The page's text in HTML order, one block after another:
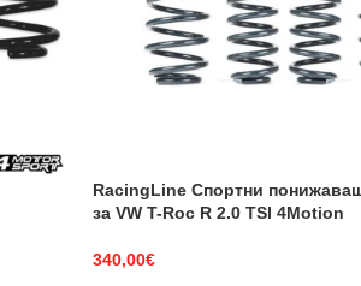
RacingLine Спортни
за VW T-Roc R 2.0 TSI 4Motion
340,00€